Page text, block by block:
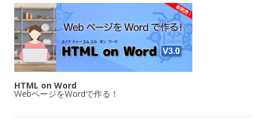
HTML on Word
WebページをWordで作る！